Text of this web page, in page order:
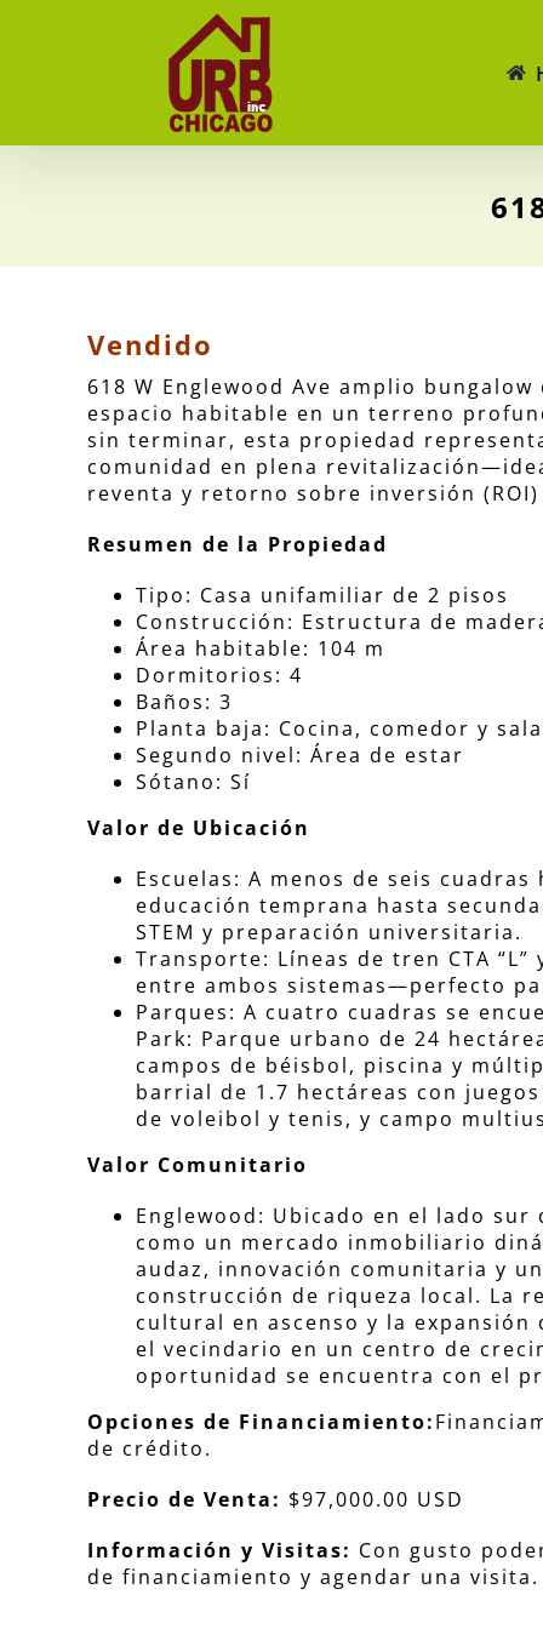
Vendido
618 W Englewood Ave amplio
espacio habitable en un terreno
sin terminar, esta propiedad
comunidad en plena
reventa y retorno sobre inversión
Resumen de la Propiedad
Tipo: Casa unifamiliar de 2 pisos
Construcción: Estructura de
Área habitable: 104 m
Dormitorios: 4
Baños: 3
Planta baja: Cocina, comedor y sala
Segundo nivel: Área de estar
Sótano: Sí
Valor de Ubicación
Escuelas: A menos de seis
educación temprana hasta
STEM y preparación universitaria.
Transporte: Líneas de tren CTA
entre ambos sistemas—perfecto
Parques: A cuatro cuadras se
Park: Parque urbano de 24
campos de béisbol, piscina y
barrial de 1.7 hectáreas con
de voleibol y tenis, y campo
Valor Comunitario
Englewood: Ubicado en el lado sur
como un mercado inmobiliario
audaz, innovación comunitaria y
construcción de riqueza local. La
cultural en ascenso y la
el vecindario en un centro de
oportunidad se encuentra con el
Opciones de Financiamiento:
de crédito.
Precio de Venta: $97,000.00 USD
Información y Visitas: Con gusto
de financiamiento y agendar una visita.